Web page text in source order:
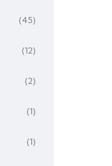
(45)
(12)
(2)
(1)
(1)